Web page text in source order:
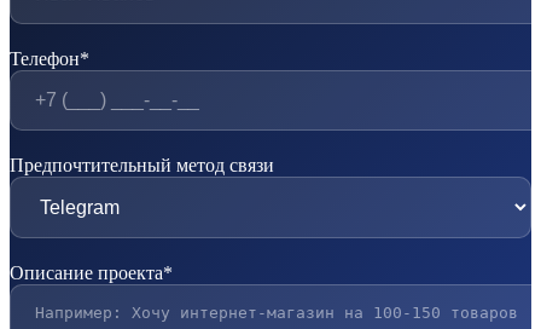
Телефон*
Предпочтительный метод связи
Описание проекта*